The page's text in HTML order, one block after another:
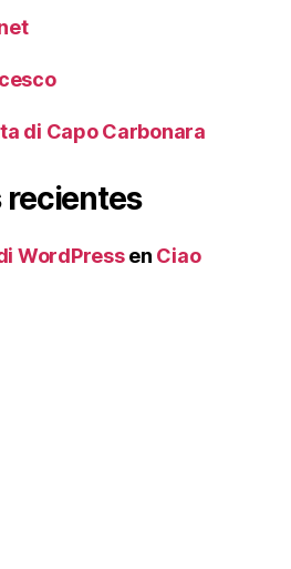
di Capo Carbonara
recientes
WordPressen Ciao